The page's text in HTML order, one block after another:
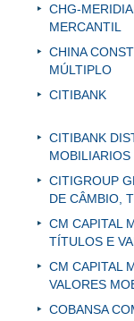
CHG-
MERCANTIL
CHINA
MÚLTIPLO
CITIBANK
CITIBANK
MOBILIARIOS
CITIGROUP
DE CÂMBIO,
CM CAPITAL
TÍTULOS E
CM CAPITAL
VALORES
COBANSA